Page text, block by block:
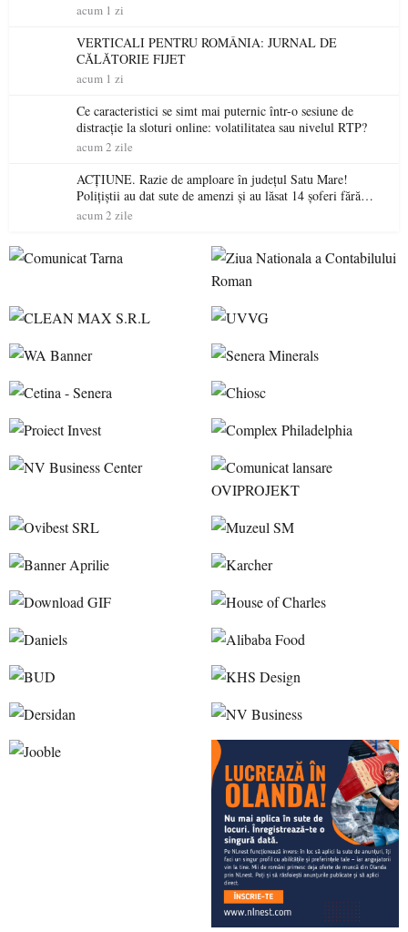
acum 1 zi
VERTICALI PENTRU ROMÂNIA: JURNAL DE
CĂLĂTORIE FIJET
acum 1 zi
Ce caracteristici se simt mai puternic într-o sesiune de
distracție la sloturi online: volatilitatea sau nivelul RTP?
acum 2 zile
ACȚIUNE. Razie de amploare în județul Satu Mare!
Polițiștii au dat sute de amenzi și au lăsat 14 șoferi fără
permis într-o singură zi
acum 2 zile